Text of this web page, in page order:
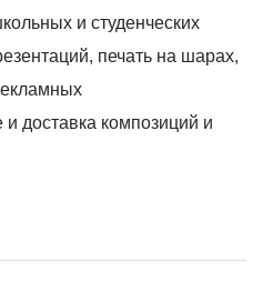
и студенческих
печать на шарах,
доставка композиций и